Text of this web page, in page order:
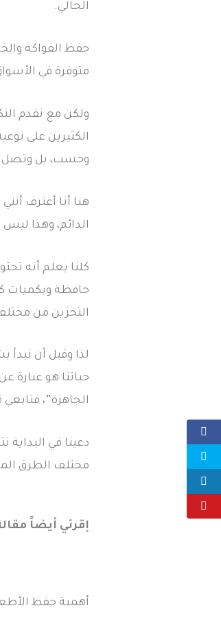
الحالي.
حفظ الفواكه
متوفرة في
ولكن مع تقدم
الكثيرين على
وحسب، بل وتصل
هنا أنا أعترف
الدائم، وهذا
كلنا يعلم أنه
حافظة وبكميات
التخزين من
لذا وقبل أن
حياتنا هو عبارة
الجاهزة”،
دعينا في
مختلف الطرق
إقرئي أيضاً
أهمية حفظ